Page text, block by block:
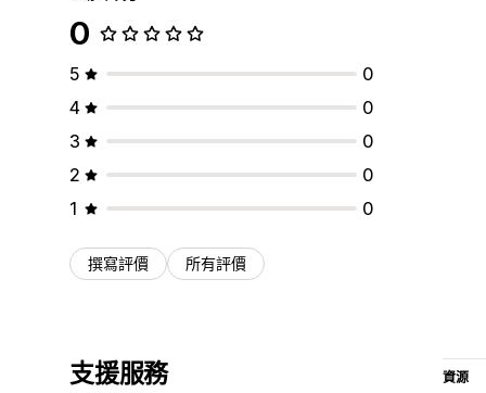
0
5
0
4
0
3
0
2
0
1
0
撰寫評價 所有評價
支援服務 資源